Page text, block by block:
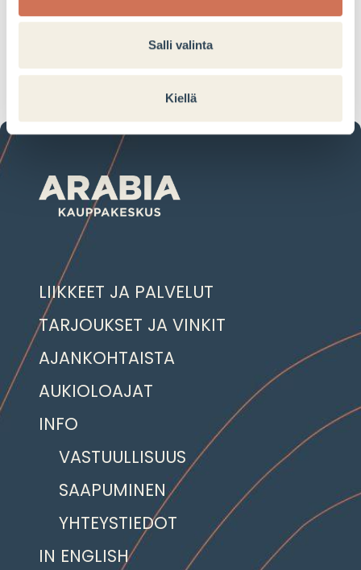
Salli valinta
Kiellä
Tarjouksen voimassaoloaika:
LIIKKEET JA PALVELUT
TARJOUKSET JA VINKIT
AJANKOHTAISTA
AUKIOLOAJAT
INFO
VASTUULLISUUS
SAAPUMINEN
YHTEYSTIEDOT
IN ENGLISH